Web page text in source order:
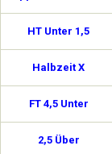
HT Unter 1,5
Halbzeit X
FT 4,5 Unter
2,5 Über